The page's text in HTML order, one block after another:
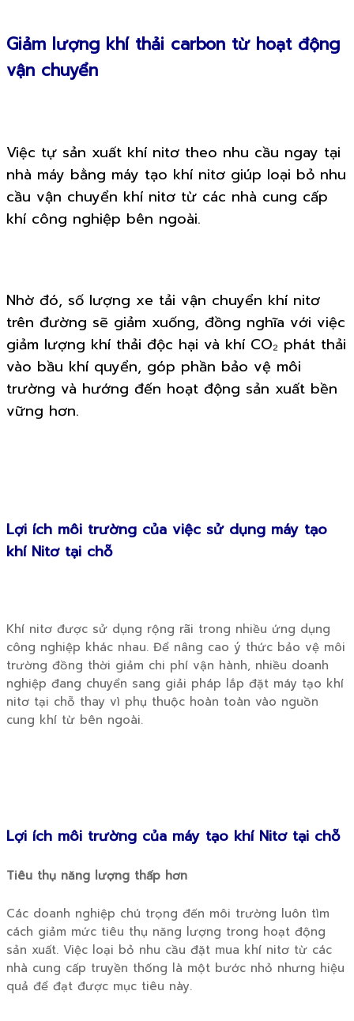
Giảm lượng khí thải carbon từ hoạt động
vận chuyển
Việc tự sản xuất khí nitơ theo nhu cầu ngay tại
nhà máy bằng máy tạo khí nitơ giúp loại bỏ nhu
cầu vận chuyển khí nitơ từ các nhà cung cấp
khí công nghiệp bên ngoài.
Nhờ đó, số lượng xe tải vận chuyển khí nitơ
trên đường sẽ giảm xuống, đồng nghĩa với việc
giảm lượng khí thải độc hại và khí CO₂ phát thải
vào bầu khí quyển, góp phần bảo vệ môi
trường và hướng đến hoạt động sản xuất bền
vững hơn.
Lợi ích môi trường của việc sử dụng máy tạo
khí Nitơ tại chỗ
Khí nitơ được sử dụng rộng rãi trong nhiều ứng dụng
công nghiệp khác nhau. Để nâng cao ý thức bảo vệ môi
trường đồng thời giảm chi phí vận hành, nhiều doanh
nghiệp đang chuyển sang giải pháp lắp đặt máy tạo khí
nitơ tại chỗ thay vì phụ thuộc hoàn toàn vào nguồn
cung khí từ bên ngoài.
Lợi ích môi trường của máy tạo khí Nitơ tại chỗ
Tiêu thụ năng lượng thấp hơn
Các doanh nghiệp chú trọng đến môi trường luôn tìm
cách giảm mức tiêu thụ năng lượng trong hoạt động
sản xuất. Việc loại bỏ nhu cầu đặt mua khí nitơ từ các
nhà cung cấp truyền thống là một bước nhỏ nhưng hiệu
quả để đạt được mục tiêu này.